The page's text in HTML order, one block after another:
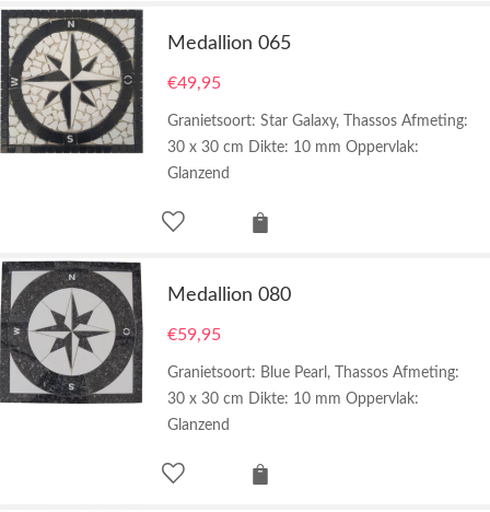
Medallion 065
€49,95
Granietsoort: Star Galaxy, Thassos Afmeting:
30 x 30 cm Dikte: 10 mm Oppervlak:
Glanzend
Medallion 080
€59,95
Granietsoort: Blue Pearl, Thassos Afmeting:
30 x 30 cm Dikte: 10 mm Oppervlak:
Glanzend